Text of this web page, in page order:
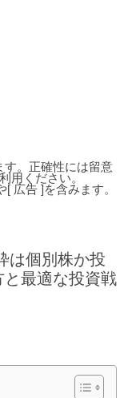
す。正確性には留意
用ください。
広告 ]を含みます。
は個別株か投
最適な投資戦